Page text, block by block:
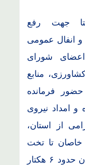
جهت رفع
انفال عمومی
شورای
منابع
فرمانده
و امداد نیروی
از استان،
خاصان تا تخت
شاه در مرحله نخست به میزان حدود ۶ هکتار